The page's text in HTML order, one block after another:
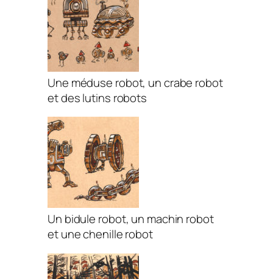
Une méduse robot, un crabe robot
et des lutins robots
Un bidule robot, un machin robot
et une chenille robot